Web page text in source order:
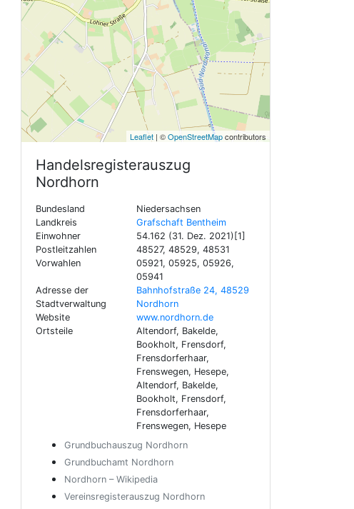
Leaflet | ©OpenStreetMapcontributors
Handelsregisterauszug
Nordhorn
Bundesland
Niedersachsen
Landkreis
Grafschaft Bentheim
Einwohner
54.162 (31. Dez. 2021)[1]
Postleitzahlen
48527, 48529, 48531
Vorwahlen
05921, 05925, 05926,
05941
Adresse der
Stadtverwaltung
Bahnhofstraße 24, 48529
Nordhorn
Website
www.nordhorn.de
Ortsteile
Altendorf, Bakelde,
Bookholt, Frensdorf,
Frensdorferhaar,
Frenswegen, Hesepe,
Altendorf, Bakelde,
Bookholt, Frensdorf,
Frensdorferhaar,
Frenswegen, Hesepe
Grundbuchauszug Nordhorn
Grundbuchamt Nordhorn
Nordhorn – Wikipedia
Vereinsregisterauszug Nordhorn